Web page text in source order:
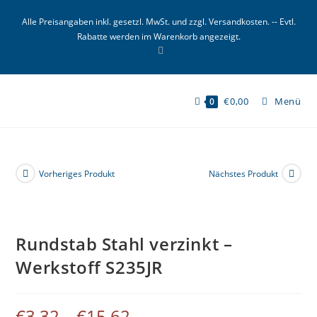
InhaltAlle Preisangaben inkl. gesetzl. MwSt. und zzgl. Versandkosten. -- Evtl.
Rabatte werden im Warenkorb angezeigt.
0 €0,00 Menü
Vorheriges Produkt Nächstes Produkt
Rundstab Stahl verzinkt –
Werkstoff S235JR